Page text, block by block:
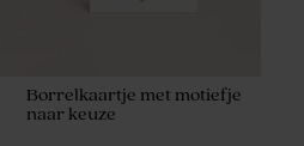
Borrelkaartje met motiefje
naar keuze